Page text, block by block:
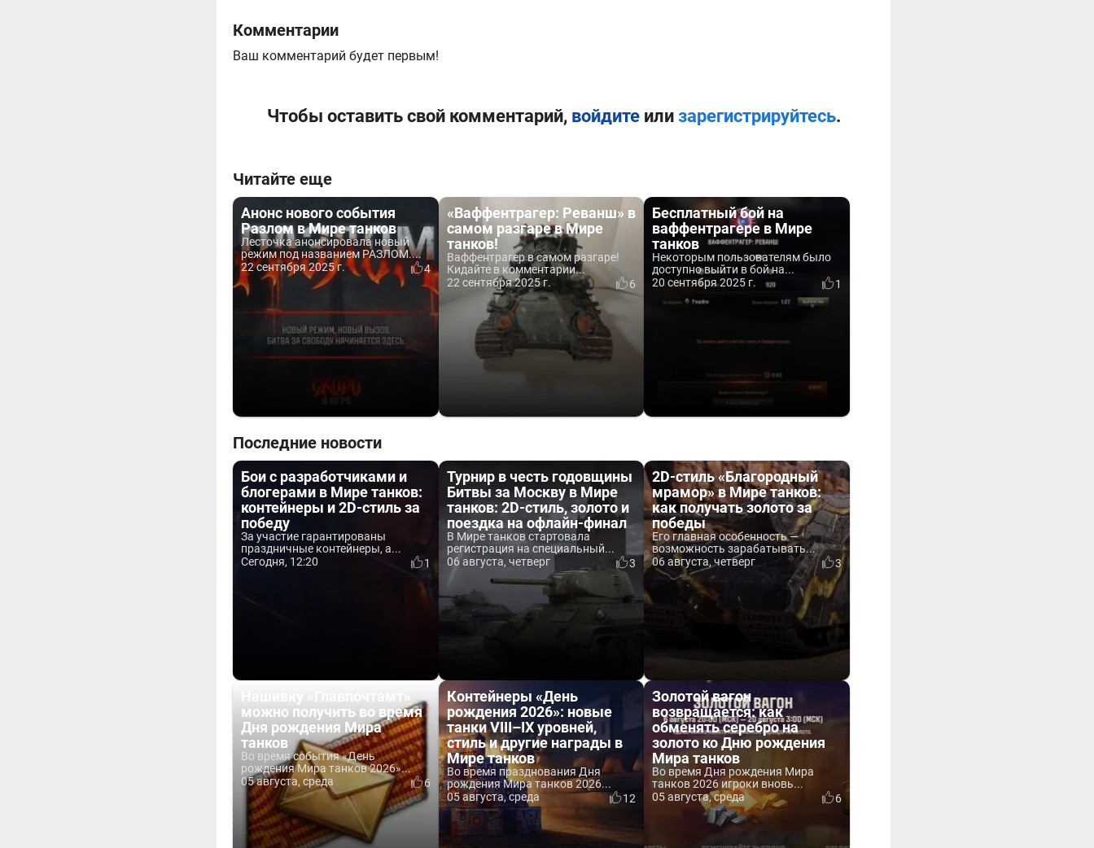
Комментарии
Ваш комментарий будет первым!
Чтобы оставить свой комментарий, войдитеили зарегистрируйтесь.
Читайте еще
Анонс нового события
Разлом в Мире танков
Лесточка анонсировала новый
режим под названием РАЗЛОМ....
22 сентября 2025 г.
4
«Ваффентрагер: Реванш» в
самом разгаре в Мире
танков!
Ваффентрагер в самом разгаре!
Кидайте в комментарии...
22 сентября 2025 г.
6
Бесплатный бой на
ваффентрагере в Мире
танков
Некоторым пользователям было
доступно выйти в бой на...
20 сентября 2025 г.
1
Последние новости
Бои с разработчиками и
блогерами в Мире танков:
контейнеры и 2D-стиль за
победу
За участие гарантированы
праздничные контейнеры, а...
Сегодня, 12:20
1
Турнир в честь годовщины
Битвы за Москву в Мире
танков: 2D-стиль, золото и
поездка на офлайн-финал
В Мире танков стартовала
регистрация на специальный...
06 августа, четверг
3
2D-стиль «Благородный
мрамор» в Мире танков:
как получать золото за
победы
Его главная особенность —
возможность зарабатывать...
06 августа, четверг
3
Нашивку «Главпочтамт»
можно получить во время
Дня рождения Мира
танков
Во время события «День
рождения Мира танков 2026»...
05 августа, среда
6
Контейнеры «День
рождения 2026»: новые
танки VIII–IX уровней,
стиль и другие награды в
Мире танков
Во время празднования Дня
рождения Мира танков 2026...
05 августа, среда
12
Золотой вагон
возвращается: как
обменять серебро на
золото ко Дню рождения
Мира танков
Во время Дня рождения Мира
танков 2026 игроки вновь...
05 августа, среда
6